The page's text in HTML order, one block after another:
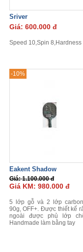
Sriver
Giá: 600.000 đ
Speed 10,Spin 8,Hardness
-10%
Eakent Shadow
Giá: 1.100.000 đ
Giá KM: 980.000 đ
5 lớp gỗ và 2 lớp
90g, OFF+. Được thiết kế
ngoài được phủ lớp
Handmade làm bằng tay